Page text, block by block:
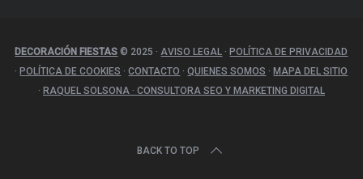
DECORACIÓN FIESTAS © 2025 · AVISO LEGAL · POLÍTICA DE PRIVACIDAD
· POLÍTICA DE COOKIES · CONTACTO · QUIENES SOMOS · MAPA DEL SITIO
· RAQUEL SOLSONA · CONSULTORA SEO Y MARKETING DIGITAL
BACK TO TOP